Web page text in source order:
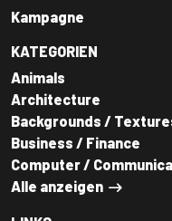
Kampagne
KATEGORIEN
Animals
Architecture
Backgrounds /
Business / Finance
Computer /
Alle anzeigen